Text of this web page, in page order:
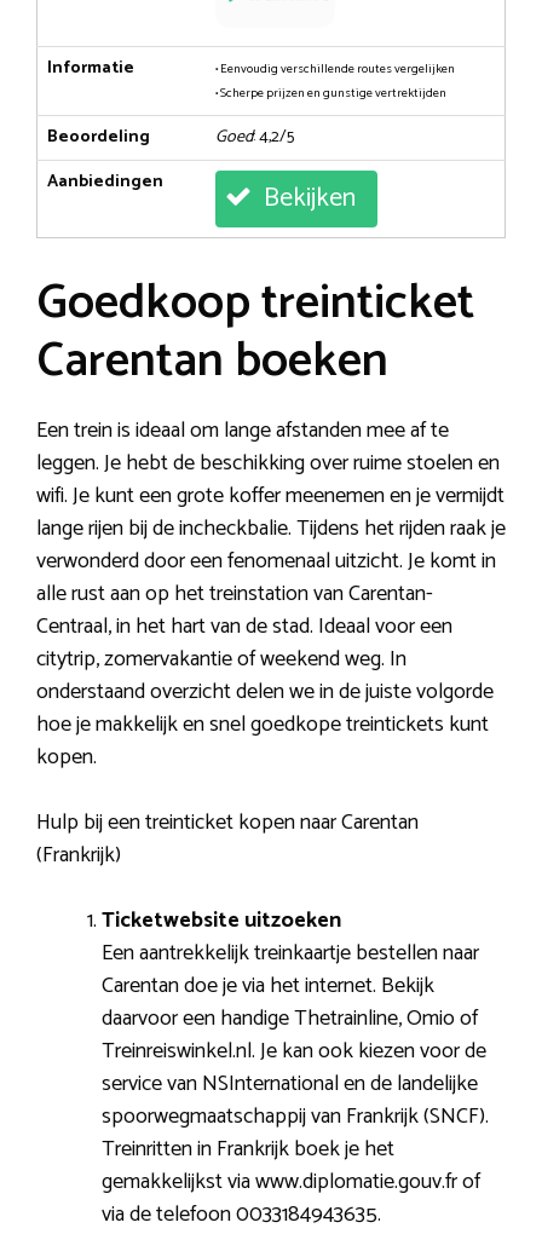
Informatie
• Eenvoudig verschillende routes vergelijken
• Scherpe prijzen en gunstige vertrektijden
Beoordeling Goed: 4,2/5
Aanbiedingen
Bekijken
Goedkoop treinticket
Carentan boeken
Een trein is ideaal om lange afstanden mee af te
leggen. Je hebt de beschikking over ruime stoelen en
wifi. Je kunt een grote koffer meenemen en je vermijdt
lange rijen bij de incheckbalie. Tijdens het rijden raak je
verwonderd door een fenomenaal uitzicht. Je komt in
alle rust aan op het treinstation van Carentan-
Centraal, in het hart van de stad. Ideaal voor een
citytrip, zomervakantie of weekend weg. In
onderstaand overzicht delen we in de juiste volgorde
hoe je makkelijk en snel goedkope treintickets kunt
kopen.
Hulp bij een treinticket kopen naar Carentan
(Frankrijk)
Ticketwebsite uitzoeken
Een aantrekkelijk treinkaartje bestellen naar
Carentan doe je via het internet. Bekijk
daarvoor een handige Thetrainline, Omio of
Treinreiswinkel.nl. Je kan ook kiezen voor de
service van NSInternational en de landelijke
spoorwegmaatschappij van Frankrijk (SNCF).
Treinritten in Frankrijk boek je het
gemakkelijkst via www.diplomatie.gouv.fr of
via de telefoon 0033184943635.